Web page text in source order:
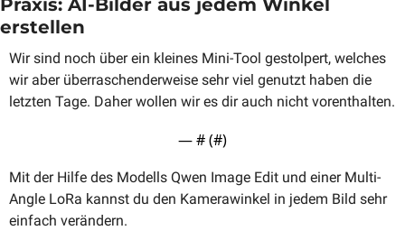
erstellen
Wir sind noch über ein kleines Mini-Tool gestolpert, welches
wir aber überraschenderweise sehr viel genutzt haben die
letzten Tage. Daher wollen wir es dir auch nicht vorenthalten.
— # (#)
Mit der Hilfe des Modells Qwen Image Edit und einer Multi-
Angle LoRa kannst du den Kamerawinkel in jedem Bild sehr
einfach verändern.